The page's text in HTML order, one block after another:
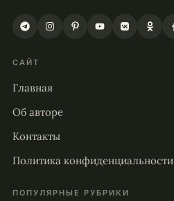
САЙТ
Главная
Об авторе
Контакты
Политика конфиденциальности
ПОПУЛЯРНЫЕ РУБРИКИ